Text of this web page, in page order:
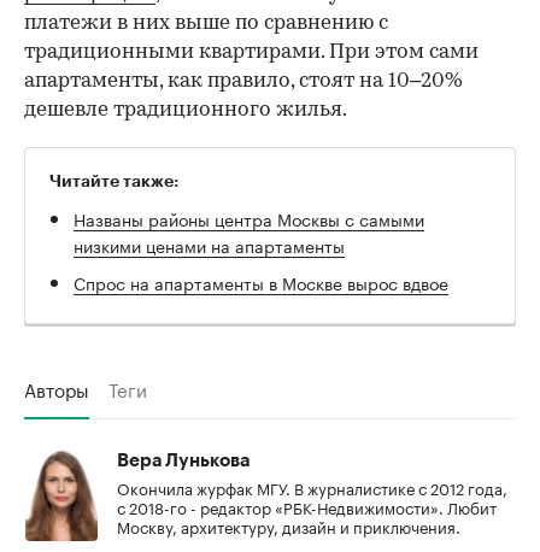
платежи в них выше по сравнению с
традиционными квартирами. При этом сами
апартаменты, как правило, стоят на 10–20%
дешевле традиционного жилья.
Читайте также:
Названы районы центра Москвы с самыми
низкими ценами на апартаменты
Спрос на апартаменты в Москве вырос вдвое
Авторы Теги
Вера Лунькова
Окончила журфак МГУ. В журналистике с 2012 года,
с 2018-го - редактор «РБК-Недвижимости». Любит
Москву, архитектуру, дизайн и приключения.